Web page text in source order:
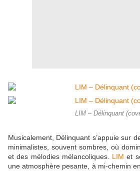
LIM – Délinquant
Musicalement, Délinquant s’appuie sur
minimalistes, souvent sombres, où
et des mélodies mélancoliques. LIM et
une atmosphère pesante, à mi-chemin